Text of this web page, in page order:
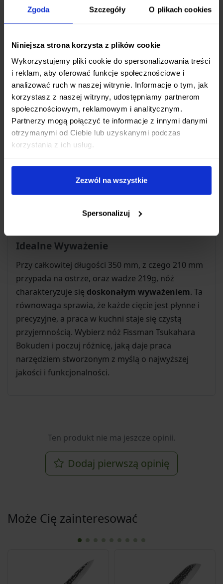
Zgoda Szczegóły O plikach cookies
Niniejsza strona korzysta z plików cookie
Wykorzystujemy pliki cookie do spersonalizowania treści
i reklam, aby oferować funkcje społecznościowe i
analizować ruch w naszej witrynie. Informacje o tym, jak
korzystasz z naszej witryny, udostępniamy partnerom
społecznościowym, reklamowym i analitycznym.
Partnerzy mogą połączyć te informacje z innymi danymi
otrzymanymi od Ciebie lub uzyskanymi podczas
korzystania z ich usług.
Zezwól na wszystkie
Spersonalizuj
Ostrze hartowane do poziomu
58 HRCutrzymuje
jednocześnie jest stosunkowo łatwe do
potrzeba.
Komfort i Kontrola
Design noża Fissman Tsukahara Bokuden łączy
tradycję z nowoczesnością.Ergonomiczna
rękojeść wykonana z wysokiej jakości drewna
wszystkimniezwykły komfort,pewny chwyti
podczas pracy. Niezależnie od
tego, czy siekasz zioła, czy kroisz twarde warzywa,
zmęczenie i zwiększając bezpieczeństwo.
Idealne Wyważenie
Przy całkowitej długości 350 mm, z czego 210 mm
przypada na ostrze, oraz wadze 219g, nóż
charakteryzuje się doskonałym wyważeniem. Ta
równowaga sprawia, że każde cięcie jest płynne i
precyzyjne, a praca w kuchni staje się czystą
przyjemnością. Wybierz nóż Fissman Tsukahara
Bokuden i poczuj różnicę, jaką daje praca
narzędziem stworzonym z myślą o najwyższej
jakości i funkcjonalności.
Ten produkt nie ma jeszcze opinii.
Dodaj pierwszą opinię
Może Cię zainteresować